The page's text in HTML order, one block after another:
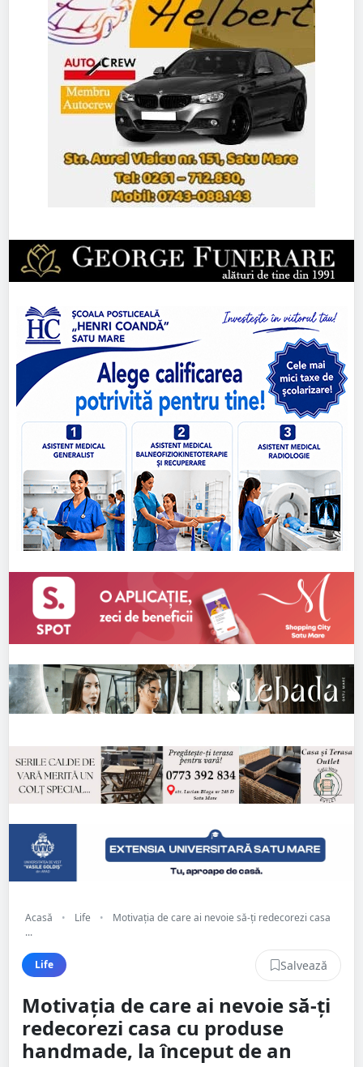
Acasă • Life •
Motivația de care ai nevoie să-ți redecorezi casa
...
Life Salvează
Motivația de care ai nevoie să-ți
redecorezi casa cu produse
handmade, la început de an